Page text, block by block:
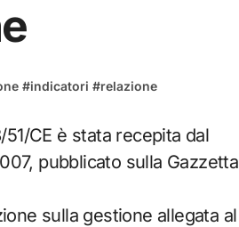
#indicatori #relazione
pubblicato sulla Gazzetta
sulla gestione allegata al